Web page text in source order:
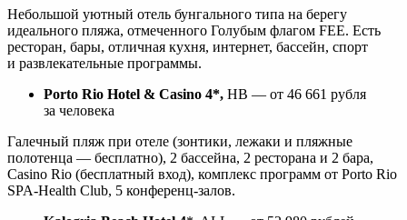
Небольшой уютный отель бунгального типа на берегу
идеального пляжа, отмеченного Голубым флагом FEE. Есть
ресторан, бары, отличная кухня, интернет, бассейн, спорт
и развлекательные программы.
Porto Rio Hotel & Casino 4*, HB ― от 46 661 рубля
за человека
Галечный пляж при отеле (зонтики, лежаки и пляжные
полотенца ― бесплатно), 2 бассейна, 2 ресторана и 2 бара,
Casino Rio (бесплатный вход), комплекс программ от Porto Rio
SPA-Health Club, 5 конференц-залов.